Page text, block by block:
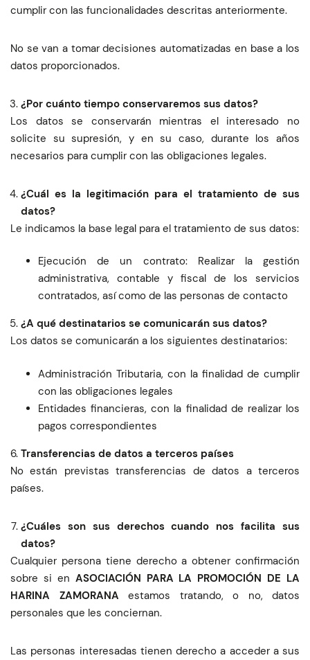
cumplir con las funcionalidades descritas anteriormente.
No se van a tomar decisiones automatizadas en base a los
datos proporcionados.
¿Por cuánto tiempo conservaremos sus datos?
Los datos se conservarán mientras el interesado no
solicite su supresión, y en su caso, durante los años
necesarios para cumplir con las obligaciones legales.
¿Cuál es la legitimación para el tratamiento de sus
datos?
Le indicamos la base legal para el tratamiento de sus datos:
Ejecución de un contrato: Realizar la gestión
administrativa, contable y fiscal de los servicios
contratados, así como de las personas de contacto
¿A qué destinatarios se comunicarán sus datos?
Los datos se comunicarán a los siguientes destinatarios:
Administración Tributaria, con la finalidad de cumplir
con las obligaciones legales
Entidades financieras, con la finalidad de realizar los
pagos correspondientes
Transferencias de datos a terceros países
No están previstas transferencias de datos a terceros
países.
¿Cuáles son sus derechos cuando nos facilita sus
datos?
Cualquier persona tiene derecho a obtener confirmación
sobre si en ASOCIACIÓN PARA LA PROMOCIÓN DE LA
HARINA ZAMORANA estamos tratando, o no, datos
personales que les conciernan.
Las personas interesadas tienen derecho a acceder a sus